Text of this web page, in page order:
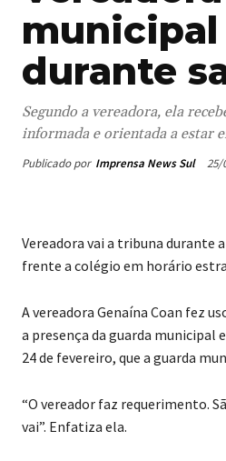
municipal
durante
Segundo a vereadora, ela
informada e orientada a estar
Publicado por Imprensa News Sul 25/
Vereadora vai a tribuna durante
frente a colégio em horário
A vereadora Genaína Coan fez
a presença da guarda municipal
24 de fevereiro, que a guarda
“O vereador faz requerimento.
vai”. Enfatiza ela.